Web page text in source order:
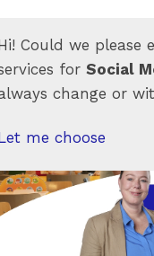
Could we please
for Social
change or
me choose